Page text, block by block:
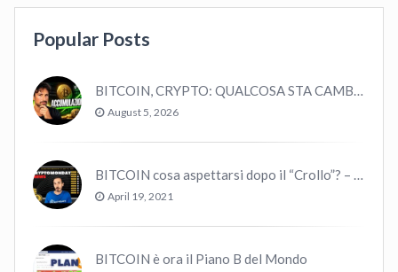
Popular Posts
BITCOIN, CRYPTO: QUALCOSA STA CAMBIANDO? (ASCOLTA…)
August 5, 2026
BITCOIN cosa aspettarsi dopo il “Crollo”? – CryptoMonday NEWS w16/’21
April 19, 2021
BITCOIN è ora il Piano B del Mondo